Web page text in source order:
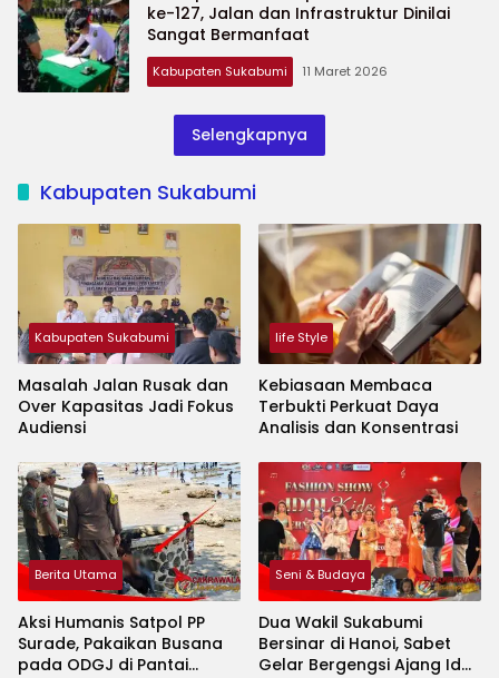
ke-127, Jalan dan Infrastruktur Dinilai
Sangat Bermanfaat
Kabupaten Sukabumi 11 Maret 2026
Selengkapnya
Kabupaten Sukabumi
Kabupaten Sukabumi
Masalah Jalan Rusak dan
Over Kapasitas Jadi Fokus
Audiensi
life Style
Kebiasaan Membaca
Terbukti Perkuat Daya
Analisis dan Konsentrasi
Berita Utama
Aksi Humanis Satpol PP
Surade, Pakaikan Busana
pada ODGJ di Pantai
Seni & Budaya
Dua Wakil Sukabumi
Bersinar di Hanoi, Sabet
Gelar Bergengsi Ajang Idol